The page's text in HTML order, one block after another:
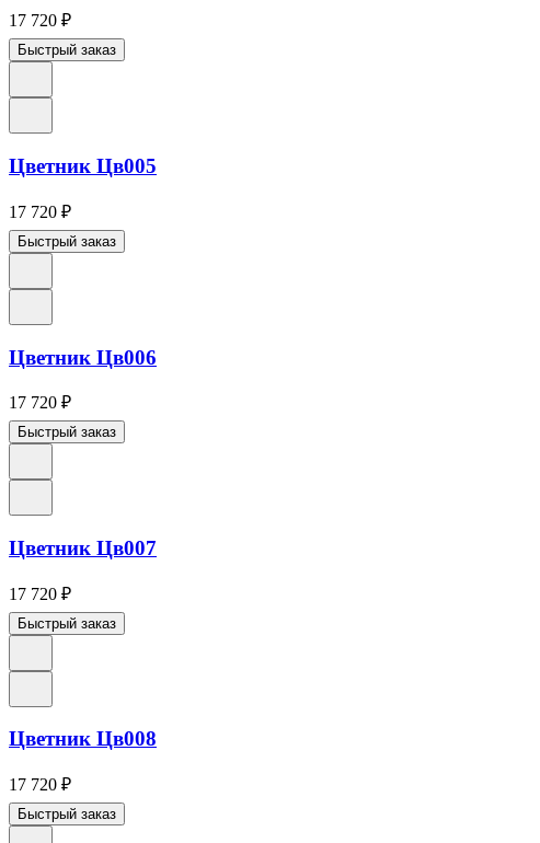
17 720 ₽
Быстрый заказ
Цветник Цв005
17 720 ₽
Быстрый заказ
Цветник Цв006
17 720 ₽
Быстрый заказ
Цветник Цв007
17 720 ₽
Быстрый заказ
Цветник Цв008
17 720 ₽
Быстрый заказ